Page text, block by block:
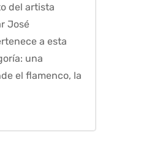
del artista
José
a esta
una
el flamenco, la